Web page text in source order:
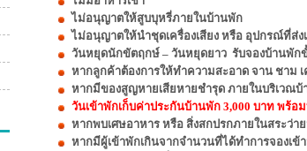
ไม่อนุญาตให้สูบบุหรี่ภายในบ้านพัก
ไม่อนุญาตให้นำชุดเครื่องเสียง หรือ อุปกรณ์ที่ส่
วันหยุดนักขัตฤกษ์ – วันหยุดยาว รับจองบ้านพัก
หากลูกค้าต้องการให้ทำความสะอาด จาน ชาม
หากมีของสูญหายเสียหายชำรุด ภายในบริเวณบ้
วันเข้าพักเก็บค่าประกันบ้านพัก 3,000 บาท พร้อ
หากพบเศษอาหาร หรือ สิ่งสกปรกภายในสระว่า
หากมีผู้เข้าพักเกินจากจำนวนที่ได้ทำการจองเ